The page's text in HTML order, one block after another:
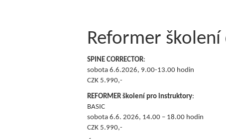
Reformer
SPINE CORRECTOR:
sobota 6.6.2026, 9.00-13.00 hodin
CZK 5.990,-
REFORMER školení pro instruktory:
BASIC
sobota 6.6. 2026, 14.00 – 18.00 hodin
CZK 5.990,-